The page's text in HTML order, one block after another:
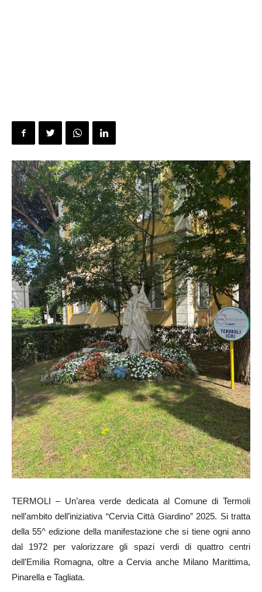
TERMOLI – Un’area verde dedicata al Comune di Termoli
nell’ambito dell’iniziativa “Cervia Città Giardino” 2025. Si tratta
della 55^ edizione della manifestazione che si tiene ogni anno
dal 1972 per valorizzare gli spazi verdi di quattro centri
dell’Emilia Romagna, oltre a Cervia anche Milano Marittima,
Pinarella e Tagliata.